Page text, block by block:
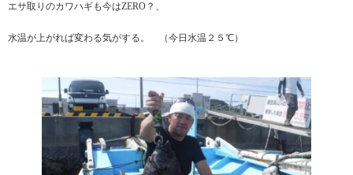
エサ取りのカワハギも今はZERO？、
水温が上がれば変わる気がする。 （今日水温２５℃）